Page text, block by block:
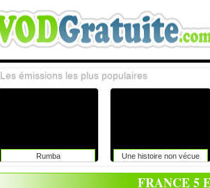
Rumba Une histoire non vécue
Les émissions les plus populaires
FRANCE 5